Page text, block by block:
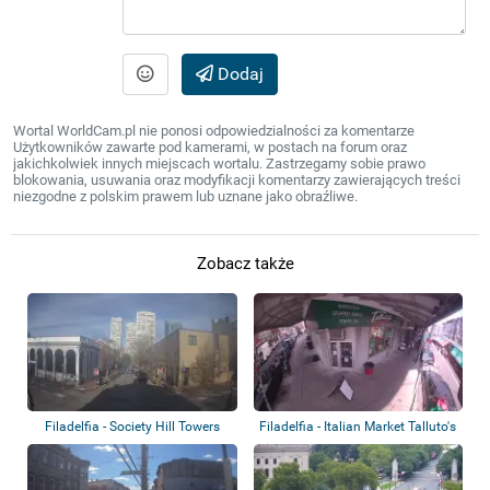
Dodaj
Wortal WorldCam.pl nie ponosi odpowiedzialności za komentarze
Użytkowników zawarte pod kamerami, w postach na forum oraz
jakichkolwiek innych miejscach wortalu. Zastrzegamy sobie prawo
blokowania, usuwania oraz modyfikacji komentarzy zawierających treści
niezgodne z polskim prawem lub uznane jako obraźliwe.
Zobacz także
Filadelfia - Society Hill Towers Filadelfia - Italian Market Talluto's